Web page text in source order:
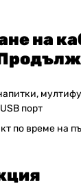
на
порт
по време на